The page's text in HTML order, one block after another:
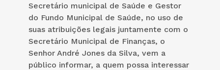
Secretário municipal de Saúde e Gestor
do Fundo Municipal de Saúde, no uso de
suas atribuições legais juntamente com o
Secretário Municipal de Finanças, o
Senhor André Jones da Silva, vem a
público informar, a quem possa interessar